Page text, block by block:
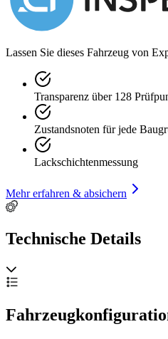
Lassen Sie dieses Fahrzeug von
Transparenz über 128
Zustandsnoten für jede
Lackschichtenmessung
Mehr erfahren & absichern
Technische Details